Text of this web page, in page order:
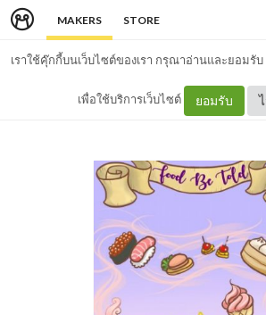
MAKERS STORE
เราใช้คุ๊กกี้บนเว็บไซต์ของเรา กรุณาอ่านและยอมรับ
เพื่อใช้บริการเว็บไซต์ ยอมรับ